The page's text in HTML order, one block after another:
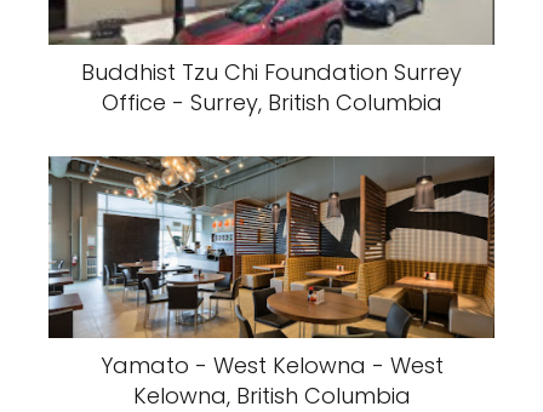
Buddhist Tzu Chi Foundation Surrey
Office - Surrey, British Columbia
Yamato - West Kelowna - West
Kelowna, British Columbia